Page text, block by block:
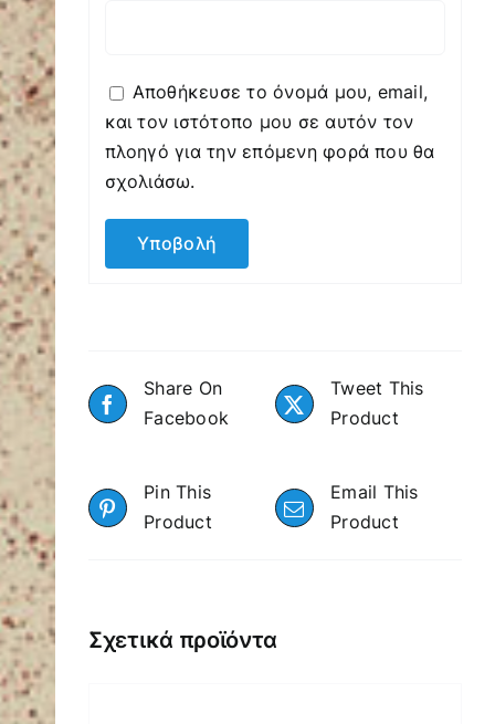
Αποθήκευσε το όνομά μου, email,
και τον ιστότοπο μου σε αυτόν τον
πλοηγό για την επόμενη φορά που θα
σχολιάσω.
Share On
Facebook
Tweet This
Product
Pin This
Product
Email This
Product
Σχετικά προϊόντα